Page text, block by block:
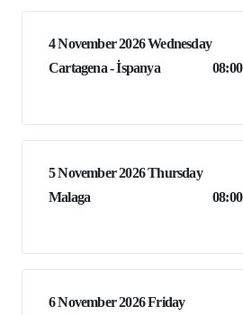
4 November 2026 Wednesday
Cartagena - İspanya
08:00
5 November 2026 Thursday
Malaga
08:00
6 November 2026 Friday